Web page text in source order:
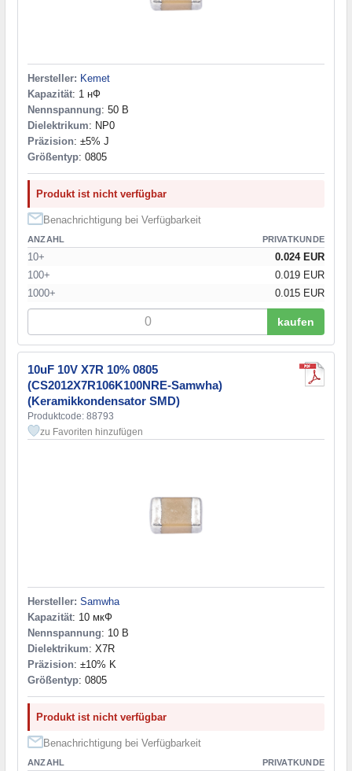
Hersteller: Kemet
Kapazität: 1 нФ
Nennspannung: 50 В
Dielektrikum: NP0
Präzision: ±5% J
Größentyp: 0805
Produkt ist nicht verfügbar
Benachrichtigung bei Verfügbarkeit
ANZAHL PRIVATKUNDE
10+
0.024 EUR
100+
0.019 EUR
1000+
0.015 EUR
kaufen
10uF 10V X7R 10% 0805
(CS2012X7R106K100NRE-Samwha)
(Keramikkondensator SMD)
Produktcode: 88793
zu Favoriten hinzufügen
Hersteller: Samwha
Kapazität: 10 мкФ
Nennspannung: 10 В
Dielektrikum: X7R
Präzision: ±10% K
Größentyp: 0805
Produkt ist nicht verfügbar
Benachrichtigung bei Verfügbarkeit
ANZAHL PRIVATKUNDE